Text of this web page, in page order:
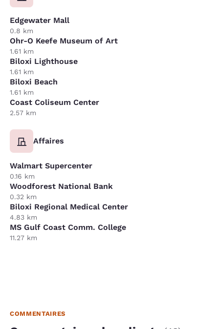
Edgewater Mall
0.8 km
Ohr-O Keefe Museum of Art
1.61 km
Biloxi Lighthouse
1.61 km
Biloxi Beach
1.61 km
Coast Coliseum Center
2.57 km
Affaires
Walmart Supercenter
0.16 km
Woodforest National Bank
0.32 km
Biloxi Regional Medical Center
4.83 km
MS Gulf Coast Comm. College
11.27 km
COMMENTAIRES